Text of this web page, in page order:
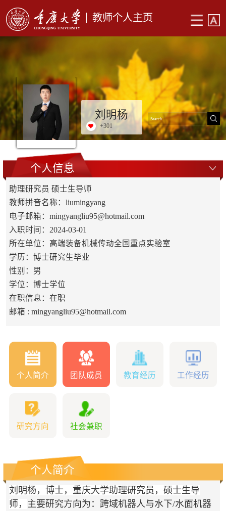
教师个人主页
刘明杨
+301
个人信息
助理研究员 硕士生导师
教师拼音名称：liumingyang
电子邮箱： mingyangliu95@hotmail.com
入职时间：2024-03-01
所在单位：高端装备机械传动全国重点实验室
学历：博士研究生毕业
性别：男
学位：博士学位
在职信息：在职
邮箱 : mingyangliu95@hotmail.com
个人简介 团队成员 教育经历 工作经历
研究方向 社会兼职
个人简介
刘明杨，博士，重庆大学助理研究员，硕士生导
师， 主要研究方向为：跨域机器人与水下/水面机器